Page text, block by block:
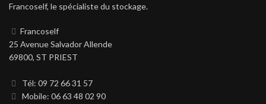
Francoself, le spécialiste du stockage.
Francoself
25 Avenue Salvador Allende
69800, ST PRIEST
Tél: 09 72 66 31 57
Mobile: 06 63 48 02 90